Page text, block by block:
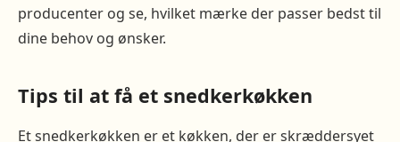
producenter og se, hvilket mærke der passer bedst til
dine behov og ønsker.
Tips til at få et snedkerkøkken
Et snedkerkøkken er et køkken, der er skræddersyet